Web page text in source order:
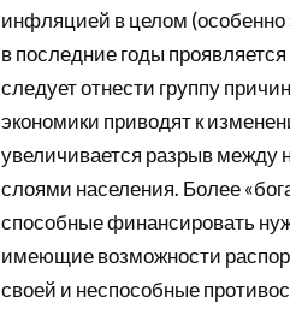
инфляцией в целом (особенно
в последние годы
следует отнести группу
экономики приводят к
увеличивается разрыв
слоями населения. Более
способные финансировать
имеющие возможности
своей и неспособные